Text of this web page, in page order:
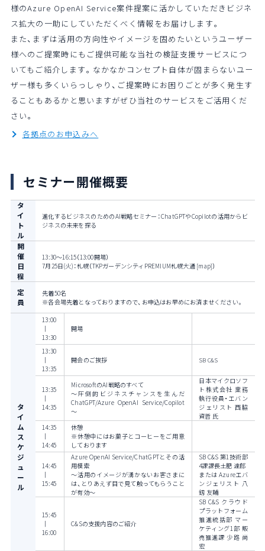
様のAzure OpenAI Service案件提案に活かしていただきビジネ
ス拡大の一助にしていただくべく情報をお届けします。
また、まずは活用の方向性やイメージを固めたいというユーザー
様へのご提案時にもご提供可能な当社の検証支援サービスにつ
いてもご紹介します。なかなかコンセプト自体が固まらないユー
ザー様も多くいらっしゃり、ご提案時にお困りごとが多く発生す
ることもあるかと思いますがぜひ当社のサービスをご活用くだ
さい。
各拠点のお申込みへ
セミナー開催概要
タ
イ
ト
ル
進化するビジネスのためのAI戦略セミナー：ChatGPTやCopilotの活用からビ
ジネスの未来を探る
開
催
日
程
13:30～16:15（13:00開場）
7月25日(火)：札幌（TKPガーデンシティPREMIUM札幌大通 [map]）
定
員
先着50名
※各会場先着となっておりますので、お申込はお早めにお済ませください。
タ
イ
ム
ス
ケ
ジ
ュ
ー
ル
13:00
｜
13:30
開場
13:30
｜
13:35
開会のご挨拶 SB C&S
13:35
｜
14:35
MicrosoftのAI戦略のすべて
～圧倒的ビジネスチャンスを生んだ
ChatGPT/Azure OpenAI Service/Copilot
～
日本マイクロソフ
ト株式会社 業務
執行役員・エバン
ジェリスト 西脇
資哲 氏
14:35
｜
14:45
休憩
※休憩中にはお菓子とコーヒーをご用意
しております
14:45
｜
15:45
Azure OpenAI Service/ChatGPTとその活
用模索
～活用のイメージが湧かないお客さまに
は、とりあえず目で見て触ってもらうこと
が有効～
SB C&S 第1技術部
4課課長土肥 達郎
または Azureエバ
ンジェリスト 八
釼 友輔
15:45
｜
16:00
C&Sの支援内容のご紹介
SB C&S クラウド
プラットフォーム
推進統括部 マー
ケティング1部 販
売推進課 少路 尚
宏